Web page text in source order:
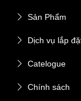
Sản Phẩm
Dịch vụ lắp
Catelogue
Chính sách